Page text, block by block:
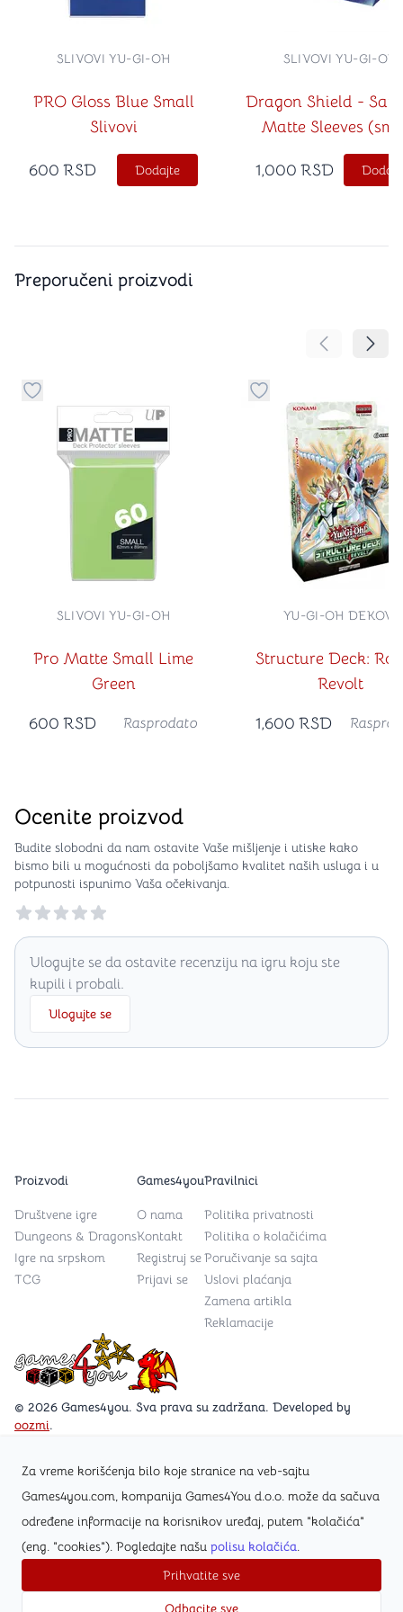
Za vreme korišćenja bilo koje stranice na veb-sajtu
Games4you.com, kompanija Games4You d.o.o. može da sačuva
određene informacije na korisnikov uređaj, putem "kolačića"
(eng. "cookies"). Pogledajte našu polisu kolačića.
Prihvatite sve
Odbacite sve
PRO Gloss Blue Small
Slivovi
SLIVOVI YU-GI-OH
600 RSD Dodajte
Dragon Shield -
Matte Sleeves
SLIVOVI YU-GI-OH
1,000 RSD
Preporučeni proizvodi
Pomeranje
Dugme za dodavanje stvari u kategoriju omiljeno
Pro Matte Small Lime
Green
SLIVOVI YU-GI-OH
600 RSD Rasprodato
Dugme za dodavanje
Structure Deck:
Revolt
YU-GI-OH DEKOVI
1,600 RSD
Ocenite proizvod
Budite slobodni da nam ostavite Vaše mišljenje i utiske kako
bismo bili u mogućnosti da poboljšamo kvalitet naših usluga i u
potpunosti ispunimo Vaša očekivanja.
Reviews
Ulogujte se da ostavite recenziju na igru koju ste
kupili i probali.
Ulogujte se
Games4you logo
© 2026 Games4you. Sva prava su zadržana. Developed by
oozmi.
Posetite Facebook stranicu /Games4you.rs
Zapratite Instagram profil @games4yours
Proizvodi
Društvene igre
Dungeons & Dragons
Igre na srpskom
TCG
Games4you
O nama
Kontakt
Registruj se
Prijavi se
Pravilnici
Politika privatnosti
Politika o kolačićima
Poručivanje sa sajta
Uslovi plaćanja
Zamena artikla
Reklamacije